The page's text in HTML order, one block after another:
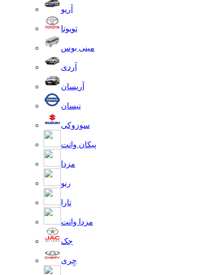
آریو
تویوتا
مینی بوس
آردی
آریسان
نیسان
سوزوکی
پیکان وانت
مزدا
رنو
تارا
مزدا وانت
جک
چِری